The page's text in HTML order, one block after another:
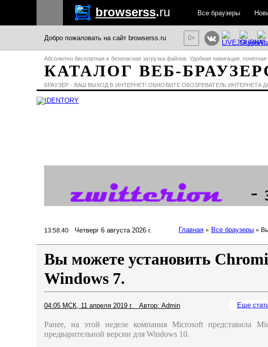
13:58:40 Четверг 6 августа 2026 г. Главная » Все браузеры »
Вы можете установить
Windows 7.
04:05 МСК, 11 апреля 2019 г. Автор: Admin
Ранее, на этой неделе компания Microsoft представила
предварительной версии для Windows 10.
Еще ст
КАТАЛОГ ВЕБ-
Абсолютно бесплатная и безопасная загрузка файлов. Удобная навигация,
БРАУЗЕР - ВАШ ВЫХОД В ИНТЕРНЕТ! ОБНОВИТЕ ОБОЗРЕВАТЕЛЬ ИНТЕРНЕТА
0+
Добро пожаловать на сайт browserss.ru
browserss.ru Все браузеры